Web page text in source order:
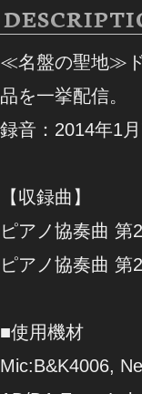
≪名盤の聖地≫ド
品を一挙配信。
録音：2014年1
【収録曲】
ピアノ協奏曲
ピアノ協奏曲
■使用機材
Mic:B&K4006,